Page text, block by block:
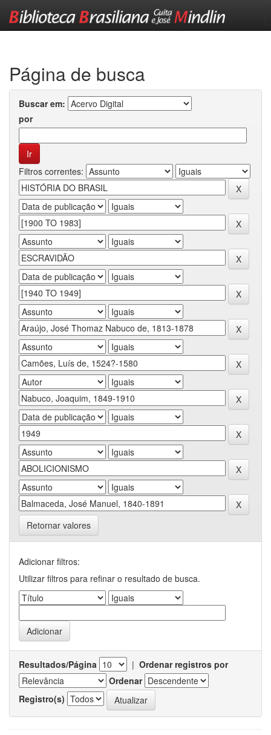
Página de busca
Buscar em:
por
Filtros correntes:
Retornar valores
Adicionar filtros:
Utilizar filtros para refinar o resultado de busca.
Resultados/Página | Ordenar registros por
Ordenar
Registro(s)